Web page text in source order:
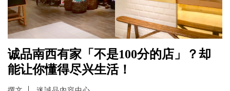
诚品南西有家「不是100分的店」？却
能让你懂得尽兴生活！